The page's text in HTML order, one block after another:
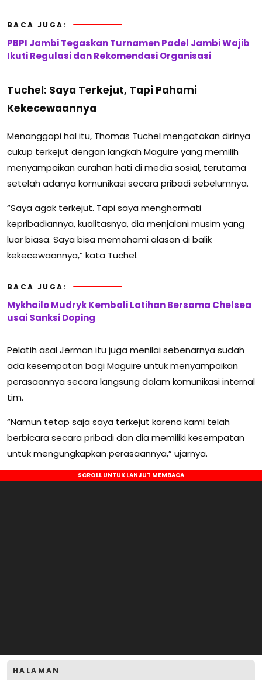
BACA JUGA:
PBPI Jambi Tegaskan Turnamen Padel Jambi Wajib
Ikuti Regulasi dan Rekomendasi Organisasi
Tuchel: Saya Terkejut, Tapi Pahami
Kekecewaannya
Menanggapi hal itu, Thomas Tuchel mengatakan dirinya
cukup terkejut dengan langkah Maguire yang memilih
menyampaikan curahan hati di media sosial, terutama
setelah adanya komunikasi secara pribadi sebelumnya.
“Saya agak terkejut. Tapi saya menghormati
kepribadiannya, kualitasnya, dia menjalani musim yang
luar biasa. Saya bisa memahami alasan di balik
kekecewaannya,” kata Tuchel.
BACA JUGA:
Mykhailo Mudryk Kembali Latihan Bersama Chelsea
usai Sanksi Doping
Pelatih asal Jerman itu juga menilai sebenarnya sudah
ada kesempatan bagi Maguire untuk menyampaikan
perasaannya secara langsung dalam komunikasi internal
tim.
“Namun tetap saja saya terkejut karena kami telah
berbicara secara pribadi dan dia memiliki kesempatan
untuk mengungkapkan perasaannya,” ujarnya.
HALAMAN